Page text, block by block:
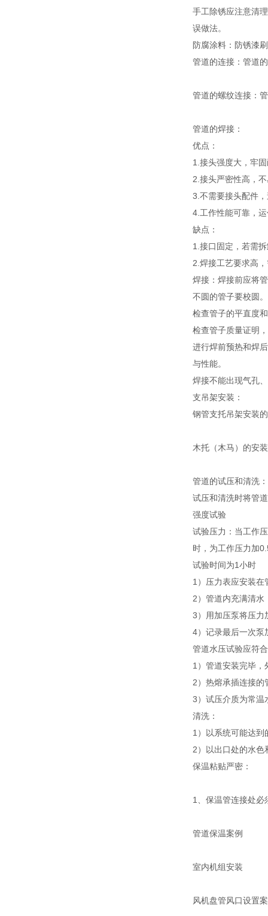
手工除锈应注意清
误做法。
防腐涂料：防锈漆
管道的连接：管道
管道的螺纹连接：
管道的焊接：
优点：
1.接头强度大，牢
2.接头严密性高，
3.不需要接头配件
4.工作性能可靠，
缺点：
1.接口固定，若需
2.焊接工艺要求高
焊接：焊接前应将
不圆的管子要校圆。
检查管子的平直度
检查管子质量证明
进行焊前预热和焊
与性能。
焊接不能出现气孔
支吊架安装：
钢管支托吊架安装
木托（木马）的安装
管道的试压和清洗：
试压和清洗时将管
强度试验
试验压力：当工作
时，为工作压力加
试验时间为1小时
1）压力表应安装在
2）管道内充满清水
3）用加压泵将压力
4）记录最后一次泵
管道水压试验应符
1）管道安装完毕，
2）热熔承插连接的
3）试压介质为常温
清洗：
1）以系统可能达
2）以出口处的水色
保温粘贴严密：
1、保温管连接处必
管道保温案例
室内机组安装
风机盘管风口设置